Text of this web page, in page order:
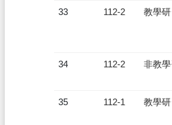
33 112-2 教學
34 112-2 非教
35 112-1 教學